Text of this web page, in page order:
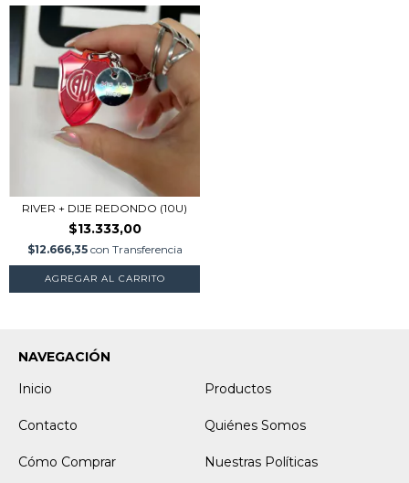
RIVER + DIJE REDONDO (10U)
$13.333,00
$12.666,35 con Transferencia
AGREGAR AL CARRITO
NAVEGACIÓN
Inicio
Productos
Contacto Quiénes Somos
Cómo Comprar Nuestras Políticas